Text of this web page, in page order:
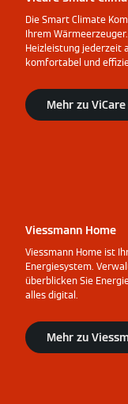
Die Smart Climate
Ihrem
Heizleistung jederzeit
komfortabel und
Mehr zu
Viessmann Home
Viessmann Home ist
Energiesystem.
überblicken Sie
alles digital.
Mehr zu